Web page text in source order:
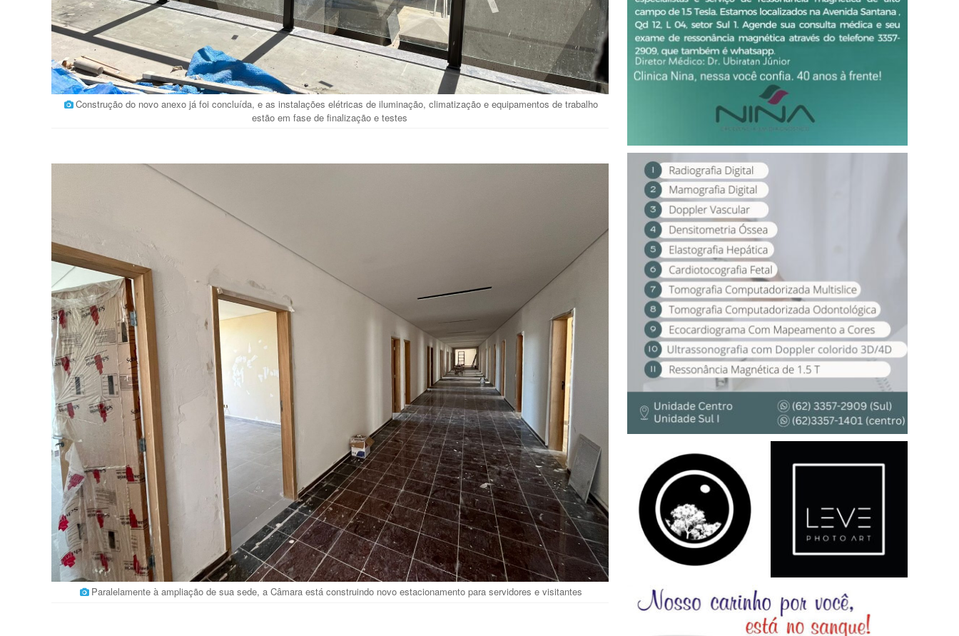
Construção do novo anexo já foi concluída, e as instalações elétricas de iluminação, climatização e equipamentos de trabalho
estão em fase de finalização e testes
Paralelamente à ampliação de sua sede, a Câmara está construindo novo estacionamento para servidores e visitantes